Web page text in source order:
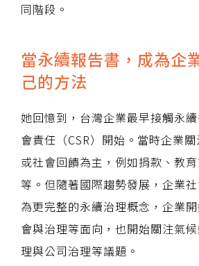
同階段。
當永續報告書，成為企
己的方法
她回憶到，台灣企業最早接觸永
會責任（CSR）開始。當時企業
或社會回饋為主，例如捐款、教
等。但隨著國際趨勢發展，企業
為更完整的永續治理概念，企業
會與治理等面向，也開始關注氣
理與公司治理等議題。